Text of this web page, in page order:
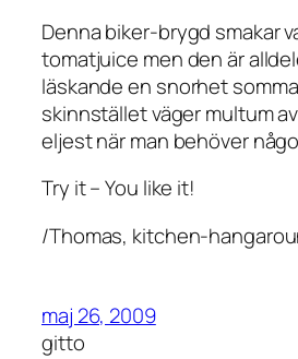
Denna biker-brygd smakar
tomatjuice men den är
läskande en snorhet
skinnstället väger multum
eljest när man behöver
Try it – You like it!
/Thomas, kitchen-
maj 26, 2009
gitto